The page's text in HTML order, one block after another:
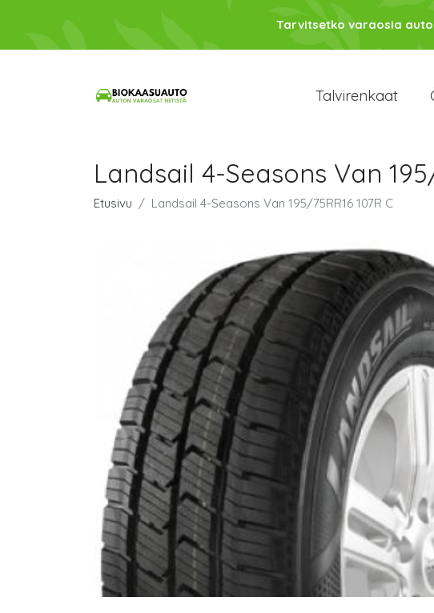
Tarvitsetko varaosia
Talvirenkaat
Landsail 4-Seasons Van
Etusivu Landsail 4-Seasons Van 195/75RR16 107R C